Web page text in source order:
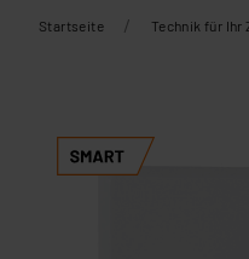
Startseite / Technik für Ihr